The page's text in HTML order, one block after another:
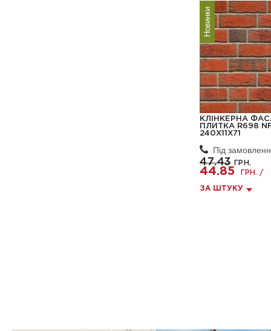
Новинки
КЛІНКЕРНА
ПЛИТКА R698
240X11X71
Під
47.43 ГРН.
44.85 ГРН. /
ЗА ШТУКУ